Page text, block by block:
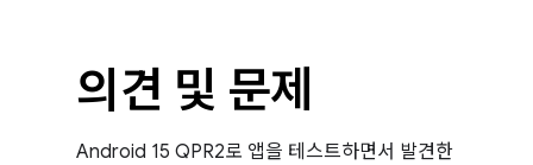
의견 및 문제
Android 15 QPR2로 앱을 테스트하면서 발견한